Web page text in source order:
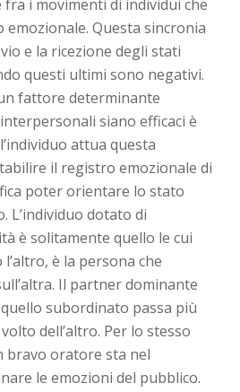
i movimenti di individui che
Questa sincronia
e la ricezione degli stati
questi ultimi sono negativi.
fattore determinante
siano efficaci è
attua questa
il registro emozionale di
poter orientare lo stato
L’individuo dotato di
è solitamente quello le cui
è la persona che
Il partner dominante
subordinato passa più
dell’altro. Per lo stesso
bravo oratore sta nel
le emozioni del pubblico.